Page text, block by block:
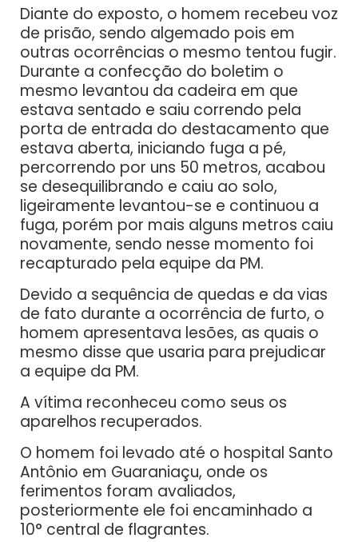
Diante do exposto, o homem recebeu voz
de prisão, sendo algemado pois em
outras ocorrências o mesmo tentou fugir.
Durante a confecção do boletim o
mesmo levantou da cadeira em que
estava sentado e saiu correndo pela
porta de entrada do destacamento que
estava aberta, iniciando fuga a pé,
percorrendo por uns 50 metros, acabou
se desequilibrando e caiu ao solo,
ligeiramente levantou-se e continuou a
fuga, porém por mais alguns metros caiu
novamente, sendo nesse momento foi
recapturado pela equipe da PM.
Devido a sequência de quedas e da vias
de fato durante a ocorrência de furto, o
homem apresentava lesões, as quais o
mesmo disse que usaria para prejudicar
a equipe da PM.
A vítima reconheceu como seus os
aparelhos recuperados.
O homem foi levado até o hospital Santo
Antônio em Guaraniaçu, onde os
ferimentos foram avaliados,
posteriormente ele foi encaminhado a
10° central de flagrantes.